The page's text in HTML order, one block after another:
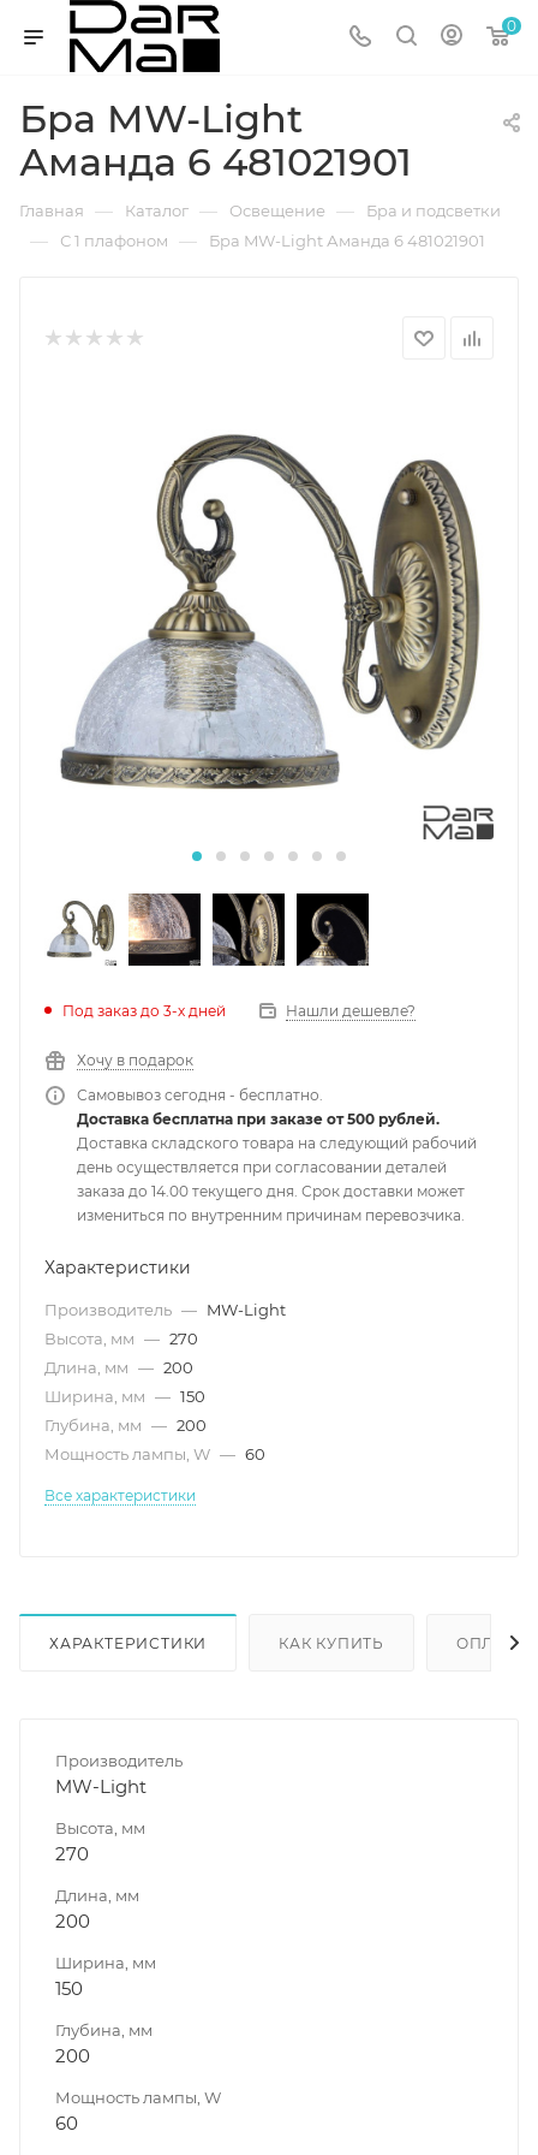
0
Бра MW-Light
Аманда 6 481021901
Главная — Каталог — Освещение — Бра и подсветки
— С 1 плафоном — Бра MW-Light Аманда 6 481021901
Под заказ до 3-х дней Нашли дешевле?
Хочу в подарок
Самовывоз сегодня - бесплатно.
Доставка бесплатна при заказе от 500 рублей.
Доставка складского товара на следующий рабочий
день осуществляется при согласовании деталей
заказа до 14.00 текущего дня. Срок доставки может
измениться по внутренним причинам перевозчика.
Характеристики
Производитель — MW-Light
Высота, мм — 270
Длина, мм — 200
Ширина, мм — 150
Глубина, мм — 200
Мощность лампы, W — 60
Все характеристики
ХАРАКТЕРИСТИКИ КАК КУПИТЬ ОПЛАТА
Производитель
MW-Light
Высота, мм
270
Длина, мм
200
Ширина, мм
150
Глубина, мм
200
Мощность лампы, W
60